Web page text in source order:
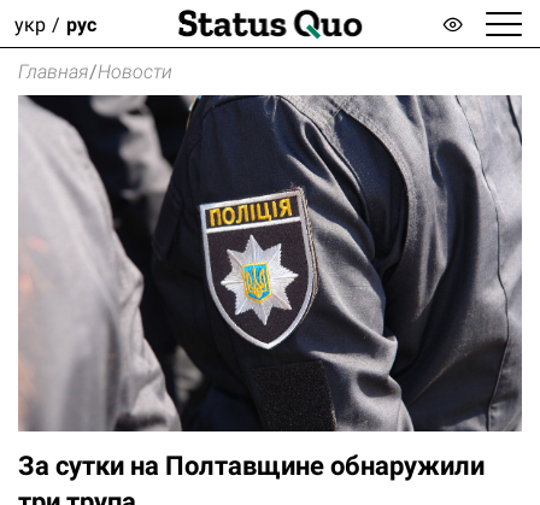
укр рус
Главная/Новости
За сутки на Полтавщине обнаружили